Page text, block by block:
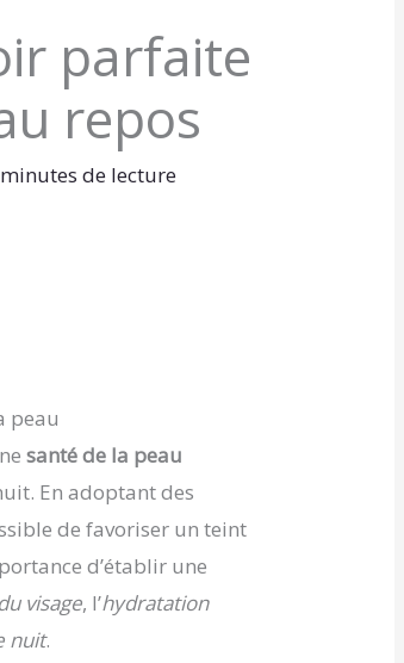
parfaite
repos
de lecture
peau
santé de la peau
En adoptant des
de favoriser un teint
d’établir une
visage, l’hydratation
nuit.